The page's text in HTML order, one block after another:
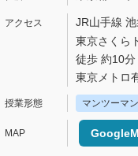
JR山手線
東京さくら
徒歩 約10分
東京メトロ
マンツーマン